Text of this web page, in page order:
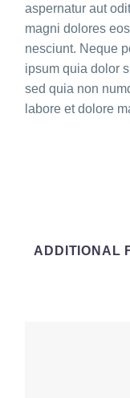
aspernatur aut
magni dolores
nesciunt. Neque
ipsum quia dolor
sed quia non
labore et dolore
ADDITIONAL